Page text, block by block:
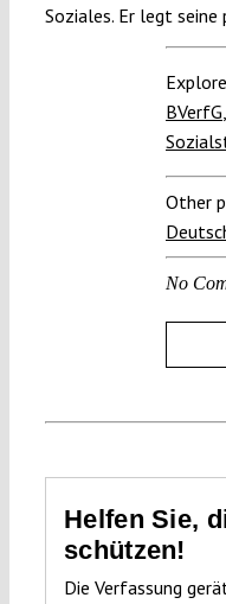
Soziales. Er legt seine
BVerfG,
Other
No
Helfen Sie,
schützen!
Die Verfassung